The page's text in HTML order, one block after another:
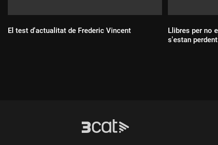
El test d'actualitat de Frederic Vincent
Llibres per no
s'estan perdent